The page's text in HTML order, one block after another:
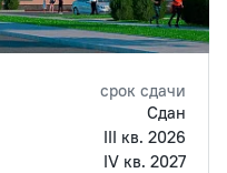
срок сдачи
Сдан
III кв. 2026
IV кв. 2027